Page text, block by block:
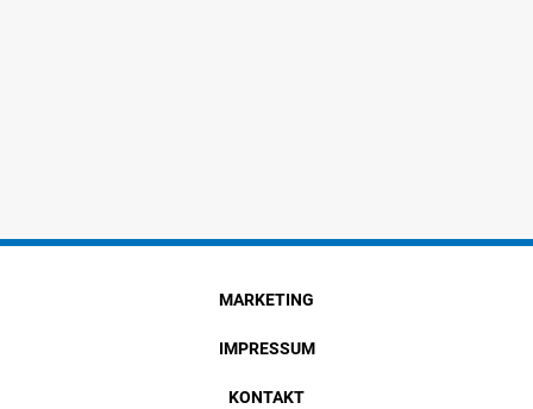
MARKETING
IMPRESSUM
KONTAKT